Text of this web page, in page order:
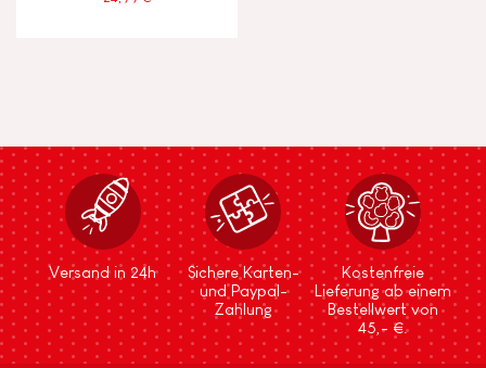
Versand in 24h
Sichere Karten-
und Paypal-
Zahlung
Kostenfreie
Lieferung ab einem
Bestellwert von
45,- €.